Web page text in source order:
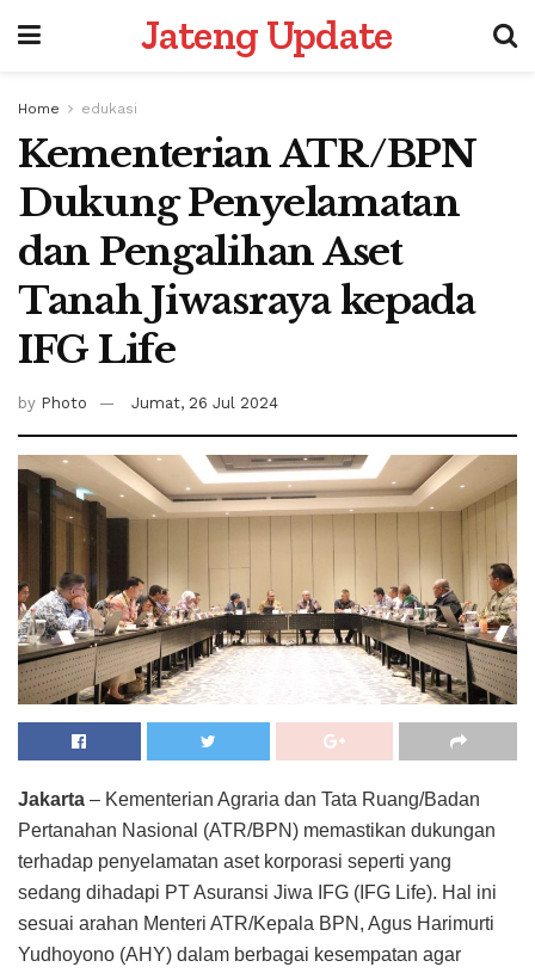
Jateng Update
Home edukasi
Kementerian ATR/BPN
Dukung Penyelamatan
dan Pengalihan Aset
Tanah Jiwasraya kepada
IFG Life
by Photo Jumat, 26 Jul 2024
Jakarta – Kementerian Agraria dan Tata Ruang/Badan
Pertanahan Nasional (ATR/BPN) memastikan dukungan
terhadap penyelamatan aset korporasi seperti yang
sedang dihadapi PT Asuransi Jiwa IFG (IFG Life). Hal ini
sesuai arahan Menteri ATR/Kepala BPN, Agus Harimurti
Yudhoyono (AHY) dalam berbagai kesempatan agar